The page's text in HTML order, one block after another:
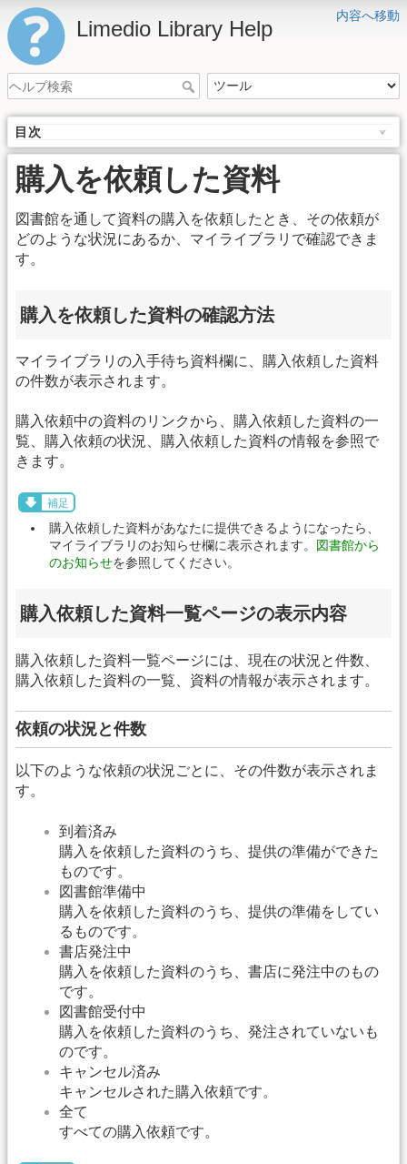
内容へ移動
Limedio Library Help
目次
購入を依頼した資料
図書館を通して資料の購入を依頼したとき、その依頼が
どのような状況にあるか、マイライブラリで確認できま
す。
購入を依頼した資料の確認方法
マイライブラリの入手待ち資料欄に、購入依頼した資料
の件数が表示されます。
購入依頼中の資料のリンクから、購入依頼した資料の一
覧、購入依頼の状況、購入依頼した資料の情報を参照で
きます。
補足
購入依頼した資料があなたに提供できるようになったら、
マイライブラリのお知らせ欄に表示されます。 図書館から
のお知らせを参照してください。
購入依頼した資料一覧ページの表示内容
購入依頼した資料一覧ページには、現在の状況と件数、
購入依頼した資料の一覧、資料の情報が表示されます。
依頼の状況と件数
以下のような依頼の状況ごとに、その件数が表示されま
す。
到着済み
購入を依頼した資料のうち、提供の準備ができた
ものです。
図書館準備中
購入を依頼した資料のうち、提供の準備をしてい
るものです。
書店発注中
購入を依頼した資料のうち、書店に発注中のもの
です。
図書館受付中
購入を依頼した資料のうち、発注されていないも
のです。
キャンセル済み
キャンセルされた購入依頼です。
全て
すべての購入依頼です。